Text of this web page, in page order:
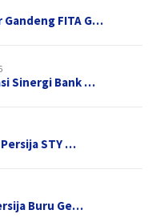
FITA G…
Sinergi Bank …
STY …
Buru Ge…